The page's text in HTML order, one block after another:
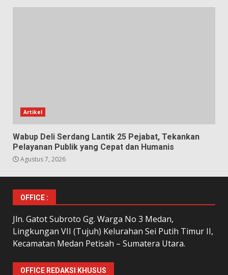
Artikel
Wabup Deli Serdang Lantik 25 Pejabat, Tekankan
Pelayanan Publik yang Cepat dan Humanis
Agustus 7, 2026
OFFICE :
Jln. Gatot Subroto Gg. Warga No 3 Medan,
Lingkungan VII (Tujuh) Kelurahan Sei Putih Timur II,
Kecamatan Medan Petisah – Sumatera Utara.
OFFICE REDAKSI KHUSUS